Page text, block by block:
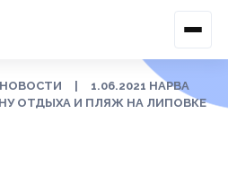
1.06.2021 НАРВА
ОТДЫХА И ПЛЯЖ НА ЛИПОВКЕ